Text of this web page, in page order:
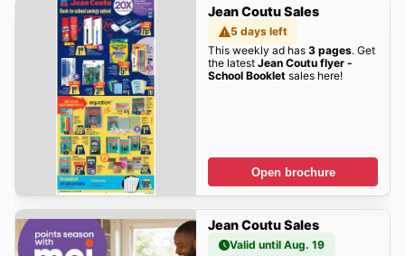
Jean Coutu Sales
5 days left
This weekly ad has 3 pages. Get
the latest Jean Coutu flyer -
School Bookletsales here!
Open brochure
Jean Coutu Sales
Valid until Aug. 19